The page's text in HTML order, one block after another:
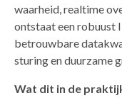
waarheid, realtime
ontstaat een robuust
betrouwbare
sturing en duurzame
Wat dit in de